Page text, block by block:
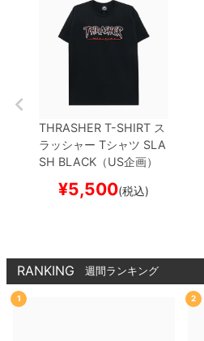
THRASHER T-SHIRT ス
ラッシャー Tシャツ SLA
SH BLACK（US企画）
¥5,500(税込)
RANKING 週間ランキング
1 2